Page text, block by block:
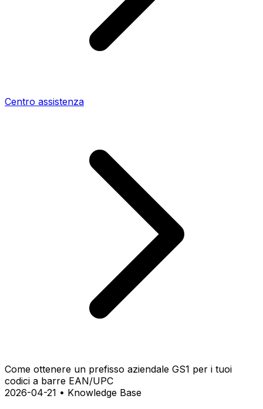
Centro assistenza
Come ottenere un prefisso aziendale GS1 per i tuoi
codici a barre EAN/UPC
2026-04-21 • Knowledge Base